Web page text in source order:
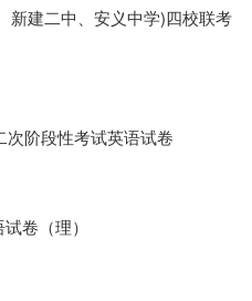
新建二中、安义中学)四校联考
次阶段性考试英语试卷
卷（理）